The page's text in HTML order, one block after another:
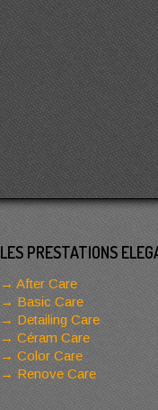
LES PRESTATIONS
After Care
Basic Care
Detailing Care
Céram Care
Color Care
Renove Care